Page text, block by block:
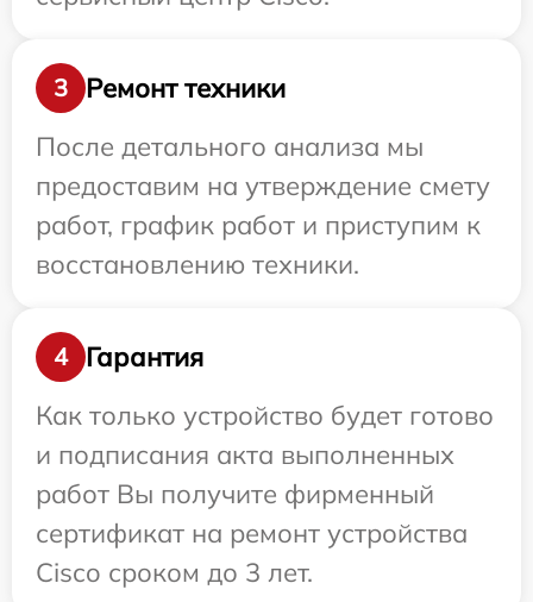
3
Ремонт техники
После детального анализа мы
предоставим на утверждение смету
работ, график работ и приступим к
восстановлению техники.
4
Гарантия
Как только устройство будет готово
и подписания акта выполненных
работ Вы получите фирменный
сертификат на ремонт устройства
Cisco сроком до 3 лет.